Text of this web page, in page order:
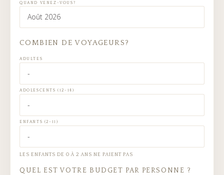
QUAND VENEZ-VOUS?
COMBIEN DE VOYAGEURS?
ADULTES
ADOLESCENTS (12-14)
ENFANTS (2-11)
LES ENFANTS DE 0 À 2 ANS NE PAIENT PAS
QUEL EST VOTRE BUDGET PAR PERSONNE ?